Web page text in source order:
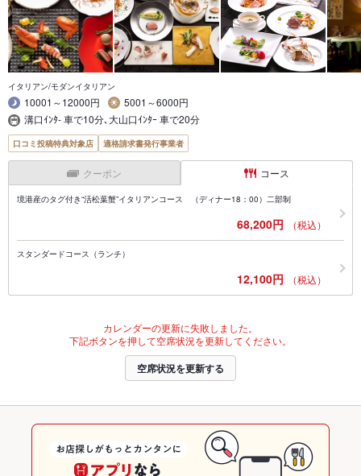
イタリアン/モダンイタリアン
10001～12000円
5001～6000円
溝口ｲﾝﾀ- 車で10分､大山口ｲﾝﾀｰ 車で20分
口コミ投稿特典対象店 適格請求書発行事業者
クーポン コース
境港産のタグ付き“活松葉蟹”イタリアンコース （ディナー18：00）二部制
68,200円 （税込）
スタンダードコース（ランチ）
12,100円 （税込）
カレンダーの更新に失敗しました。
下記ボタンを押して空席状況を更新してください。
空席状況を更新する